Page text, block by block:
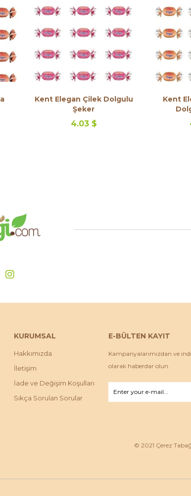
Kent Elegan Çilek Dolgulu
Şeker
4.03 $
Kent
KURUMSAL
Hakkımızda
İletişim
İade ve Değişim Koşulları
Sıkça Sorulan Sorular
E-BÜLTEN KAYIT
Kampanyalarımızdan ve
olarak haberdar olun.
© 2021 Çerez